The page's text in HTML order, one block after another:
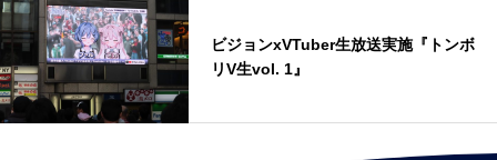
ビジョンxVTuber生放送実施『トンボ
リV生vol. 1』